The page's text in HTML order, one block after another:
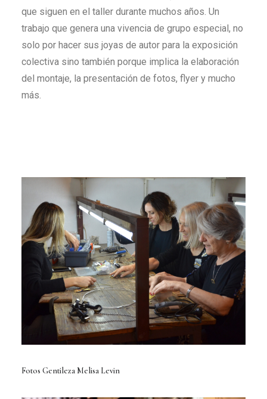
que siguen en el taller durante muchos años. Un
trabajo que genera una vivencia de grupo especial, no
solo por hacer sus joyas de autor para la exposición
colectiva sino también porque implica la elaboración
del montaje, la presentación de fotos, flyer y mucho
más.
Fotos Gentileza Melisa Levin